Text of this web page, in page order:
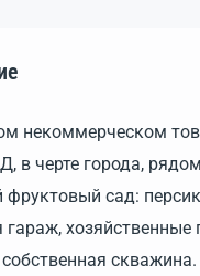
некоммерческом
в черте города,
фруктовый сад:
гараж,